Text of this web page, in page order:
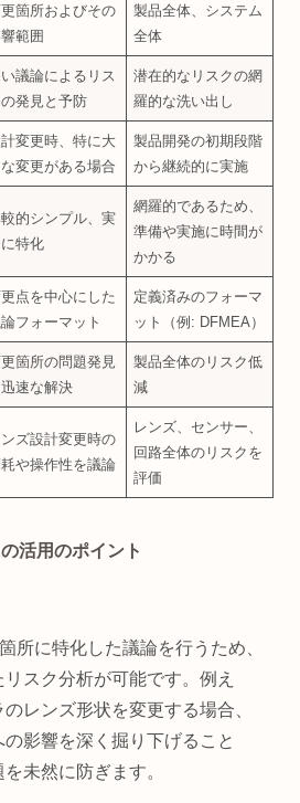
箇所およびその
範囲
製品全体、システム
全体
議論によるリス
発見と予防
潜在的なリスクの網
羅的な洗い出し
変更時、特に大
な変更がある場合
製品開発の初期段階
から継続的に実施
的シンプル、実
特化
網羅的であるため、
準備や実施に時間が
かかる
点を中心にした
フォーマット
定義済みのフォーマ
ット（例: DFMEA）
箇所の問題発見
迅速な解決
製品全体のリスク低
減
ンズ設計変更時の
や操作性を議論
レンズ、センサー、
回路全体のリスクを
評価
活用のポイント
所に特化した議論を行うため、
スク分析が可能です。例え
レンズ形状を変更する場合、
影響を深く掘り下げること
未然に防ぎます。